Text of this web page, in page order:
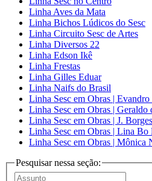
Linha Aves da Mata
Linha Bichos Lúdicos do Sesc
Linha Circuito Sesc de Artes
Linha Diversos 22
Linha Edson Ikê
Linha Frestas
Linha Gilles Eduar
Linha Naifs do Brasil
Linha Sesc em Obras |
Linha Sesc em Obras | Geraldo
Linha Sesc em Obras | J. Borges
Linha Sesc em Obras | Lina Bo
Linha Sesc em Obras |
Pesquisar nessa seção: